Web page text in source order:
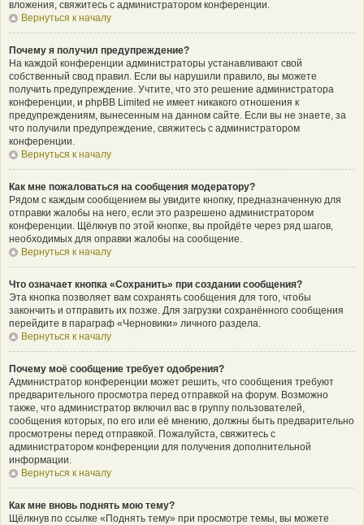
вложения, свяжитесь с администратором конференции.
Вернуться к началу
Почему я получил предупреждение?
На каждой конференции администраторы устанавливают свой
собственный свод правил. Если вы нарушили правило, вы можете
получить предупреждение. Учтите, что это решение администратора
конференции, и phpBB Limited не имеет никакого отношения к
предупреждениям, вынесенным на данном сайте. Если вы не знаете, за
что получили предупреждение, свяжитесь с администратором
конференции.
Вернуться к началу
Как мне пожаловаться на сообщения модератору?
Рядом с каждым сообщением вы увидите кнопку, предназначенную для
отправки жалобы на него, если это разрешено администратором
конференции. Щёлкнув по этой кнопке, вы пройдёте через ряд шагов,
необходимых для оправки жалобы на сообщение.
Вернуться к началу
Что означает кнопка «Сохранить» при создании сообщения?
Эта кнопка позволяет вам сохранять сообщения для того, чтобы
закончить и отправить их позже. Для загрузки сохранённого сообщения
перейдите в параграф «Черновики» личного раздела.
Вернуться к началу
Почему моё сообщение требует одобрения?
Администратор конференции может решить, что сообщения требуют
предварительного просмотра перед отправкой на форум. Возможно
также, что администратор включил вас в группу пользователей,
сообщения которых, по его или её мнению, должны быть предварительно
просмотрены перед отправкой. Пожалуйста, свяжитесь с
администратором конференции для получения дополнительной
информации.
Вернуться к началу
Как мне вновь поднять мою тему?
Щёлкнув по ссылке «Поднять тему» при просмотре темы, вы можете